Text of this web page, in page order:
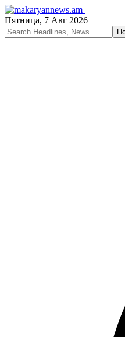
Пятница, 7 Авг 2026